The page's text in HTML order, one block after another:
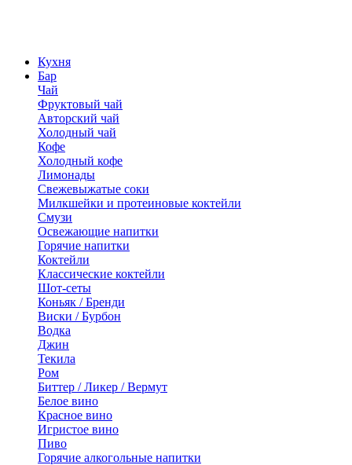
Кухня
Бар
Чай
Фруктовый чай
Авторский чай
Холодный чай
Кофе
Холодный кофе
Лимонады
Свежевыжатые соки
Милкшейки и протеиновые коктейли
Смузи
Освежающие напитки
Горячие напитки
Коктейли
Классические коктейли
Шот-сеты
Коньяк / Бренди
Виски / Бурбон
Водка
Джин
Текила
Ром
Биттер / Ликер / Вермут
Белое вино
Красное вино
Игристое вино
Пиво
Горячие алкогольные напитки